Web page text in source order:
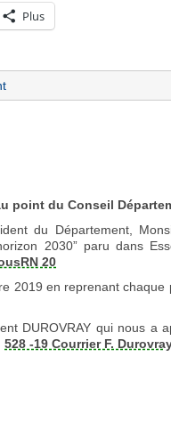
Plus
point du Conseil
du Département,
2030” paru dans
20
2019 en reprenant
DUROVRAY qui nous a
528 -19 Courrier F.